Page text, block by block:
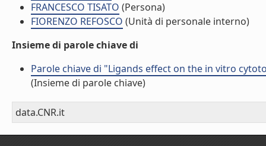
FRANCESCO TISATO (Persona)
FIORENZO REFOSCO (Unità di personale interno)
Insieme di parole chiave di
Parole chiave di "Ligands effect on the in vitro
(Insieme di parole chiave)
data.CNR.it